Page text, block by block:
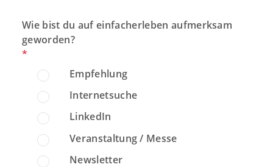
Wie bist du auf einfacherleben aufmerksam
geworden?
*
Empfehlung
Internetsuche
LinkedIn
Veranstaltung / Messe
Newsletter